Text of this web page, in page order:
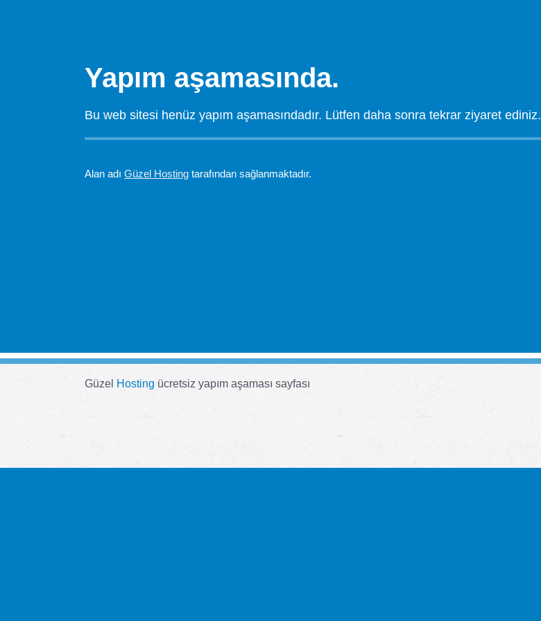
Yapım aşamasında.
Bu web sitesi henüz yapım aşamasındadır. Lütfen daha sonra tekrar ziyaret ediniz.
Alan adı Güzel Hosting tarafından sağlanmaktadır.
Güzel Hosting ücretsiz yapım aşaması sayfası